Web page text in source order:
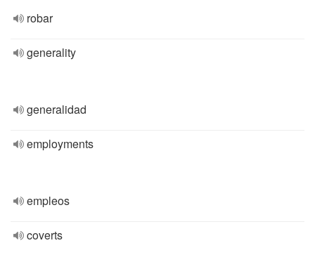
robar
generality
generalidad
employments
empleos
coverts